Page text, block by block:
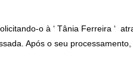
o à ‘ Tânia Ferreira ‘
Após o seu